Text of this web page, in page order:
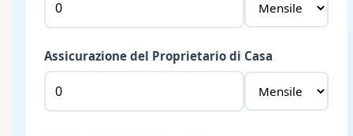
Assicurazione del Proprietario di Casa